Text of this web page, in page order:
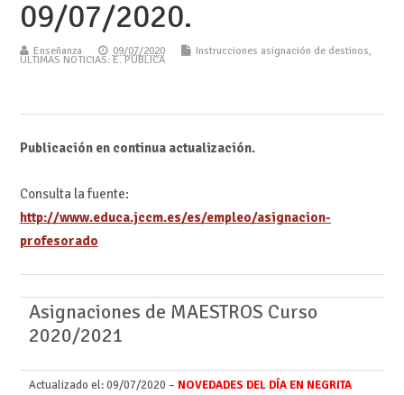
09/07/2020.
Enseñanza 09/07/2020 Instrucciones asignación de destinos,
ÚLTIMAS NOTICIAS: E. PÚBLICA
Publicación en continua actualización.
Consulta la fuente:
http://www.educa.jccm.es/es/empleo/asignacion-
profesorado
Asignaciones de MAESTROS Curso
2020/2021
Actualizado el: 09/07/2020 – NOVEDADES DEL DÍA EN NEGRITA